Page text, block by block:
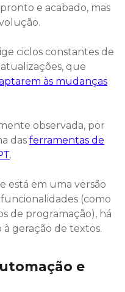
e acabado, mas
ciclos constantes de
que
às mudanças
observada, por
das ferramentas de
.
está em uma versão
(como
de programação), há
à geração de textos.
e